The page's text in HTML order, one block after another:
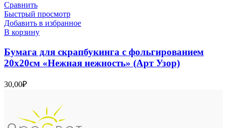
Сравнить
Быстрый просмотр
Добавить в избранное
В корзину
Бумага для скрапбукинга с фольгированием
20х20см «Нежная нежность» (Арт Узор)
30,00₽